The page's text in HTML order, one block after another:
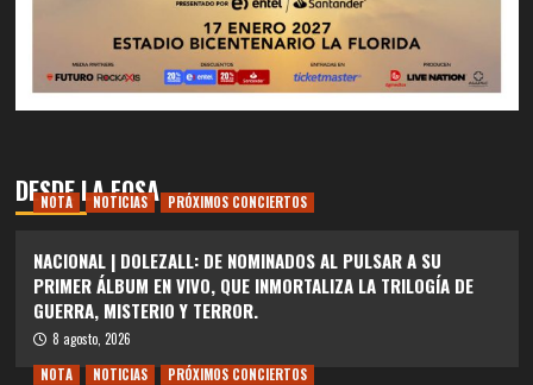
DESDE LA FOSA
NOTA NOTICIAS PRÓXIMOS CONCIERTOS
NACIONAL | DOLEZALL: DE NOMINADOS AL PULSAR A SU
PRIMER ÁLBUM EN VIVO, QUE INMORTALIZA LA TRILOGÍA DE
GUERRA, MISTERIO Y TERROR.
8 agosto, 2026
NOTA
NOTICIAS PRÓXIMOS CONCIERTOS